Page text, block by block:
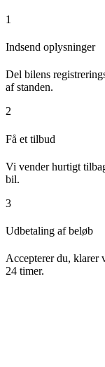
1
Indsend oplysninger
Del bilens
af standen.
2
Få et tilbud
Vi vender hurtigt
bil.
3
Udbetaling af beløb
Accepterer du, klarer
24 timer.